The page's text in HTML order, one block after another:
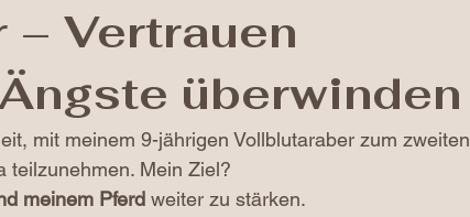
Vertrauen
überwinden
mit meinem 9-jährigen Vollblutaraber zum zweiten
teilzunehmen. Mein Ziel?
meinem Pferd weiter zu stärken.